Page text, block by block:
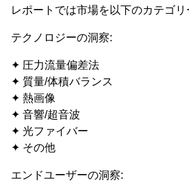
レポートでは市場を以下のカテゴリ
テクノロジーの洞察:
✦ 圧力流量偏差法
✦ 質量/体積バランス
✦ 熱画像
✦ 音響/超音波
✦ 光ファイバー
✦ その他
エンドユーザーの洞察: